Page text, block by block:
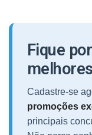
Fique
Cadastre-se
promoções
principais